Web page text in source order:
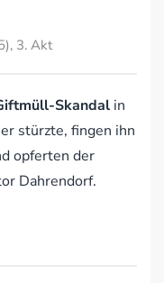
3. Akt
Skandal in
stürzte, fingen ihn
opferten der
Dahrendorf.